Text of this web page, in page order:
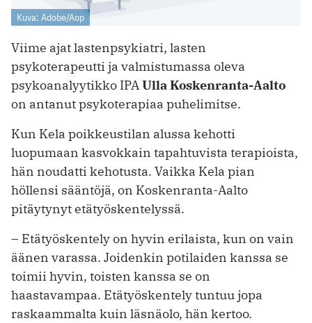
Kuva: Adobe/Aop
Viime ajat lastenpsykiatri, lasten
psykoterapeutti ja valmistumassa oleva
psykoanalyytikko IPAUlla Koskenranta-Aalto
on antanut psykoterapiaa puhelimitse.
Kun Kela poikkeustilan alussa kehotti
luopumaan kasvokkain tapahtuvista ­terapioista,
hän noudatti kehotusta. Vaikka Kela pian
höllensi sääntöjä, on Koskenranta-Aalto
pitäytynyt etätyöskentelyssä.
– Etätyöskentely on hyvin erilaista, kun on vain
äänen varassa. Joidenkin potilaiden kanssa se
toimii hyvin, toisten kanssa se on
haastavampaa. Etätyöskentely tuntuu jopa
raskaammalta kuin läsnäolo, hän kertoo.